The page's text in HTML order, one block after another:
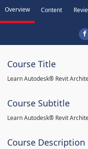
Overview Content
Course Title
Learn Autodesk® Revit
Course Subtitle
Learn Autodesk® Revit
Course Description